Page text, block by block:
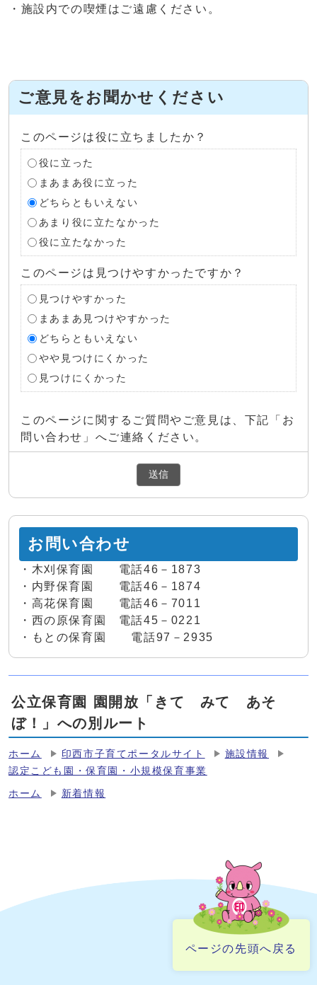
・施設内での喫煙はご遠慮ください。
ご意見をお聞かせください
このページは役に立ちましたか？
役に立った
まあまあ役に立った
どちらともいえない
あまり役に立たなかった
役に立たなかった
このページは見つけやすかったですか？
見つけやすかった
まあまあ見つけやすかった
どちらともいえない
やや見つけにくかった
見つけにくかった
このページに関するご質問やご意見は、下記「お
問い合わせ」へご連絡ください。
お問い合わせ
・木刈保育園 電話46－1873
・内野保育園 電話46－1874
・高花保育園 電話46－7011
・西の原保育園 電話45－0221
・もとの保育園 電話97－2935
公立保育園 園開放「きて みて あそ
ぼ！」への別ルート
ホーム 印西市子育てポータルサイト
施設情報
認定こども園・保育園・小規模保育事業
ホーム 新着情報
ページの先頭へ戻る